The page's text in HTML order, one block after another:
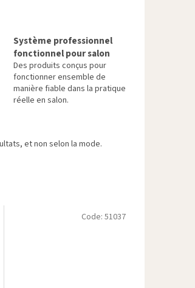
Système professionnel
fonctionnel pour salon
Des produits conçus pour
fonctionner ensemble de
manière fiable dans la pratique
réelle en salon.
et non selon la mode.
Code: 51037